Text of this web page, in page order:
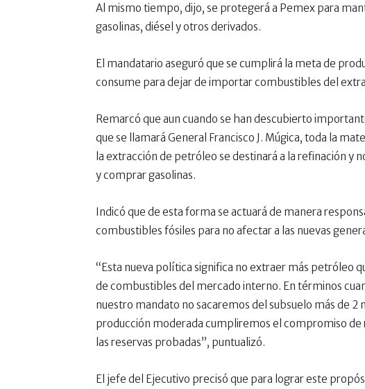
Al mismo tiempo, dijo, se protegerá a Pemex para
gasolinas, diésel y otros derivados.
El mandatario aseguró que se cumplirá la meta de
consume para dejar de importar combustibles del
Remarcó que aun cuando se han descubierto
que se llamará General Francisco J. Múgica, toda la
la extracción de petróleo se destinará a la refinación y
y comprar gasolinas.
Indicó que de esta forma se actuará de manera
combustibles fósiles para no afectar a las nuevas
“Esta nueva política significa no extraer más petróleo
de combustibles del mercado interno. En términos
nuestro mandato no sacaremos del subsuelo más de
producción moderada cumpliremos el compromiso
las reservas probadas”, puntualizó.
El jefe del Ejecutivo precisó que para lograr este